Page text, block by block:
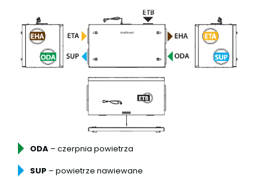
ODA – czerpnia powietrza
SUP – powietrze nawiewane